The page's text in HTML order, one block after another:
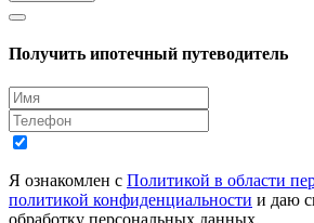
Получить ипотечный путеводитель
Я ознакомлен с Политикой в области
политикой конфиденциальности и даю